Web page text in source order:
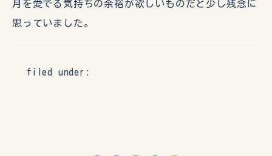
月を愛でる気持ちの余裕が欲しいものだと少し残念に
思っていました。
filed under: